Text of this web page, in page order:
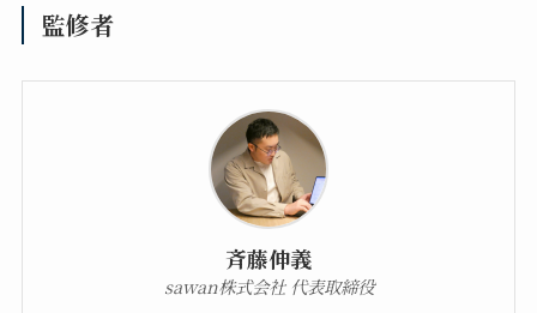
監修者
斉藤伸義
sawan株式会社 代表取締役